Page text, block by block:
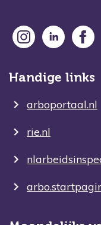
Handige links
arboportaal.nl
rie.nl